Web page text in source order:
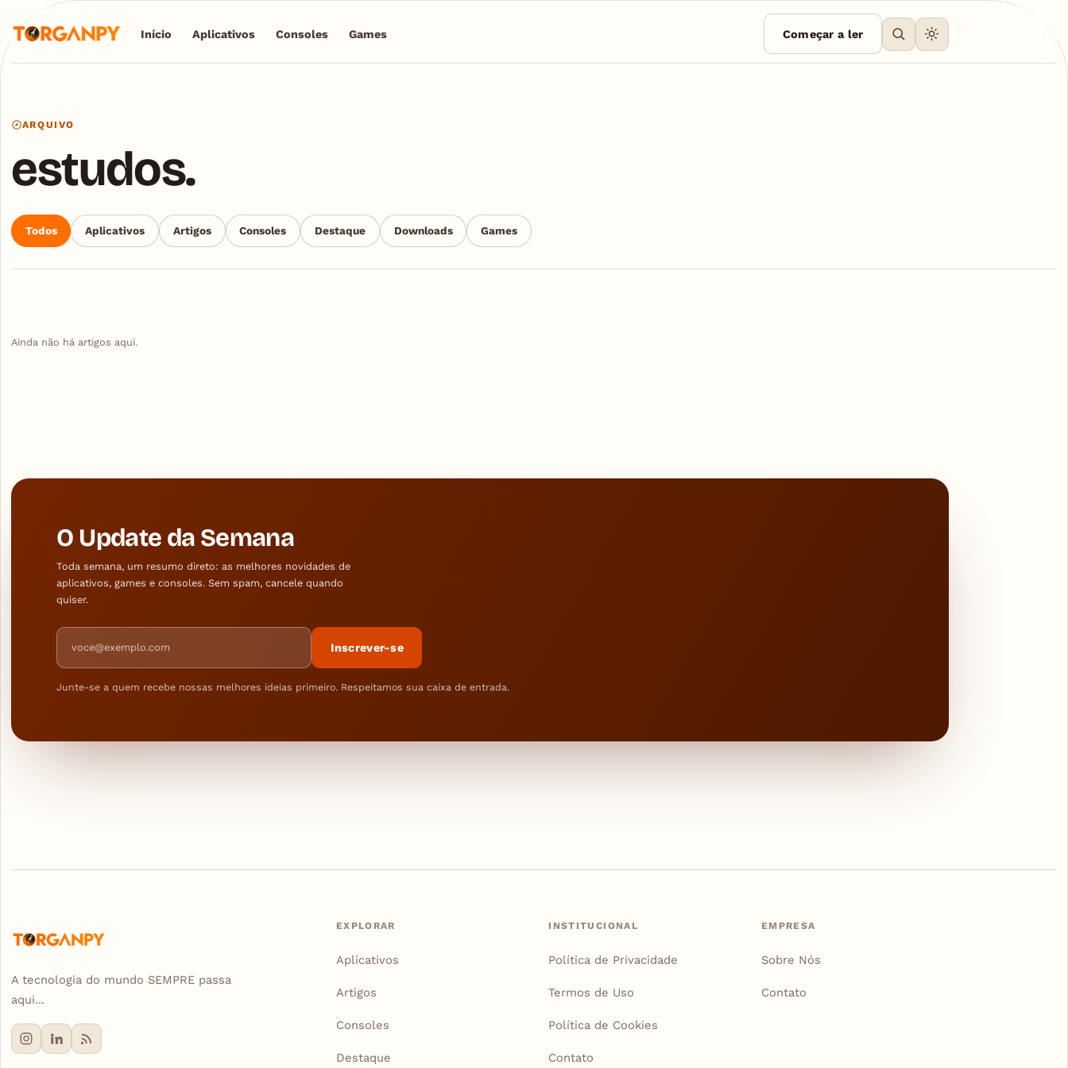
Início Aplicativos Consoles Games Começar a ler
ARQUIVO
estudos.
Todos Aplicativos Artigos Consoles Destaque Downloads Games
Ainda não há artigos aqui.
O Update da Semana
Toda semana, um resumo direto: as melhores novidades de
aplicativos, games e consoles. Sem spam, cancele quando
quiser.
Endereço de e-mail
Inscrever-se
Junte-se a quem recebe nossas melhores ideias primeiro. Respeitamos sua caixa de entrada.
A tecnologia do mundo SEMPRE passa
aqui...
EXPLORAR
Aplicativos
Artigos
Consoles
Destaque
INSTITUCIONAL
Política de Privacidade
Termos de Uso
Política de Cookies
Contato
EMPRESA
Sobre Nós
Contato